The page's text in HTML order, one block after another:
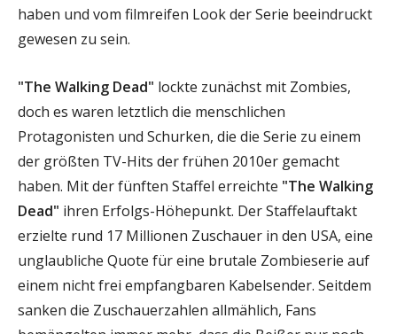
haben und vom filmreifen Look der Serie beeindruckt
gewesen zu sein.
"The Walking Dead" lockte zunächst mit Zombies,
doch es waren letztlich die menschlichen
Protagonisten und Schurken, die die Serie zu einem
der größten TV-Hits der frühen 2010er gemacht
haben. Mit der fünften Staffel erreichte "The Walking
Dead" ihren Erfolgs-Höhepunkt. Der Staffelauftakt
erzielte rund 17 Millionen Zuschauer in den USA, eine
unglaubliche Quote für eine brutale Zombieserie auf
einem nicht frei empfangbaren Kabelsender. Seitdem
sanken die Zuschauerzahlen allmählich, Fans